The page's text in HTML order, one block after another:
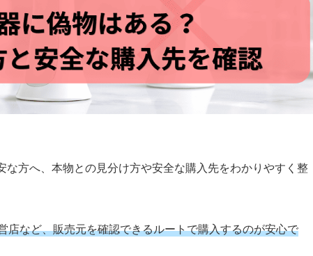
方へ、本物との見分け方や安全な購入先をわかりやすく整
店など、販売元を確認できるルートで購入するのが安心で